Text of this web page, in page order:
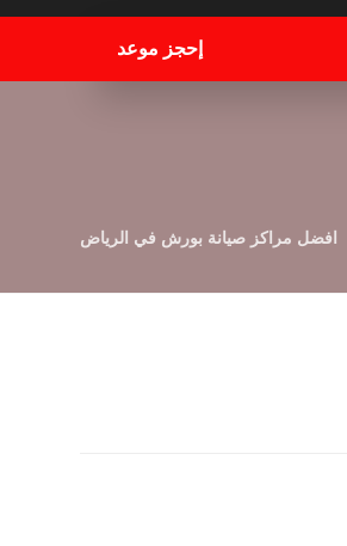
إحجز موعد
افضل مراكز صيانة بورش في الرياض